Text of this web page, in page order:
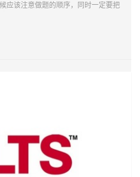
应该注意做题的顺序，同时一定要把